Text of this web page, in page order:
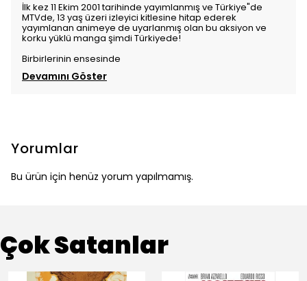
İlk kez 11 Ekim 2001 tarihinde yayımlanmış ve Türkiye"de
MTVde, 13 yaş üzeri izleyici kitlesine hitap ederek
yayımlanan animeye de uyarlanmış olan bu aksiyon ve
korku yüklü manga şimdi Türkiyede!
Birbirlerinin ensesinde
Devamını Göster
Yorumlar
Bu ürün için henüz yorum yapılmamış.
Çok Satanlar